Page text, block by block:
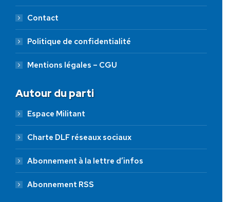
Contact
Politique de confidentialité
Mentions légales – CGU
Autour du parti
Espace Militant
Charte DLF réseaux sociaux
Abonnement à la lettre d’infos
Abonnement RSS